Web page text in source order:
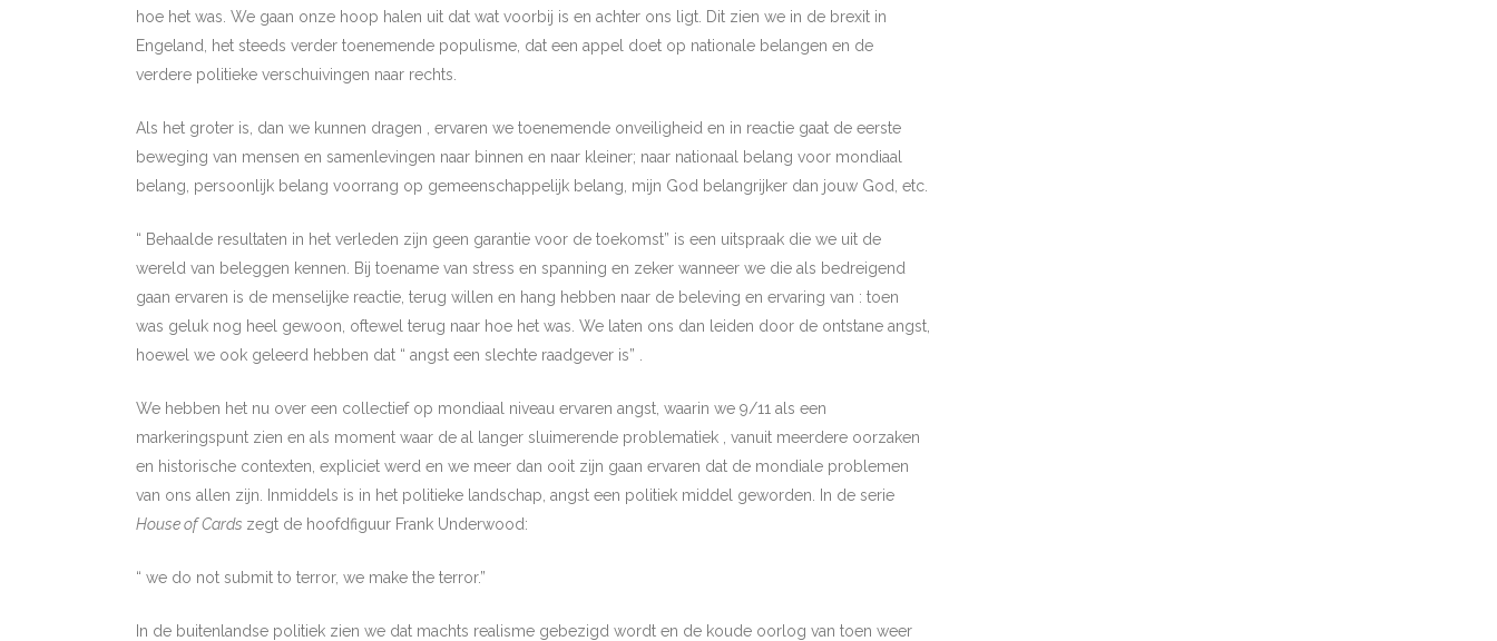
hoe het was. We gaan onze hoop halen uit dat wat voorbij is en achter ons ligt. Dit zien we in de brexit in
Engeland, het steeds verder toenemende populisme, dat een appel doet op nationale belangen en de
verdere politieke verschuivingen naar rechts.
Als het groter is, dan we kunnen dragen , ervaren we toenemende onveiligheid en in reactie gaat de eerste
beweging van mensen en samenlevingen naar binnen en naar kleiner; naar nationaal belang voor mondiaal
belang, persoonlijk belang voorrang op gemeenschappelijk belang, mijn God belangrijker dan jouw God, etc.
“ Behaalde resultaten in het verleden zijn geen garantie voor de toekomst” is een uitspraak die we uit de
wereld van beleggen kennen. Bij toename van stress en spanning en zeker wanneer we die als bedreigend
gaan ervaren is de menselijke reactie, terug willen en hang hebben naar de beleving en ervaring van : toen
was geluk nog heel gewoon, oftewel terug naar hoe het was. We laten ons dan leiden door de ontstane angst,
hoewel we ook geleerd hebben dat “ angst een slechte raadgever is” .
We hebben het nu over een collectief op mondiaal niveau ervaren angst, waarin we 9/11 als een
markeringspunt zien en als moment waar de al langer sluimerende problematiek , vanuit meerdere oorzaken
en historische contexten, expliciet werd en we meer dan ooit zijn gaan ervaren dat de mondiale problemen
van ons allen zijn. Inmiddels is in het politieke landschap, angst een politiek middel geworden. In de serie
House of Cards zegt de hoofdfiguur Frank Underwood:
“ we do not submit to terror, we make the terror.”
In de buitenlandse politiek zien we dat machts realisme gebezigd wordt en de koude oorlog van toen weer